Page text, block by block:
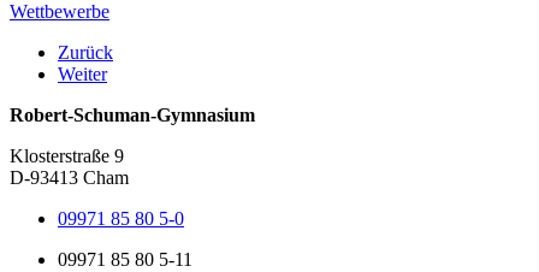
Wettbewerbe
Zurück
Weiter
Robert-Schuman-Gymnasium
Klosterstraße 9
D-93413 Cham
09971 85 80 5-0
09971 85 80 5-11